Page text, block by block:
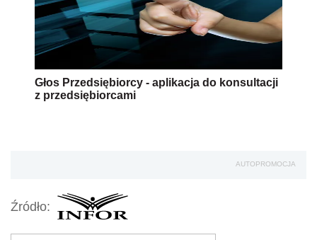
Głos Przedsiębiorcy - aplikacja do konsultacji
z przedsiębiorcami
AUTOPROMOCJA
Źródło: